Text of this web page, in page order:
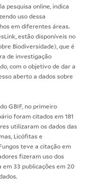
pesquisa online, indica
uso dessa
em diferentes áreas.
, estão disponíveis no
Biodiversidade), que é
de investigação
com o objetivo de dar a
aberto a dados sobre
GBIF, no primeiro
foram citados em 181
utilizaram os dados das
Licófitas e
teve a citação em
fizeram uso dos
33 publicações em 20